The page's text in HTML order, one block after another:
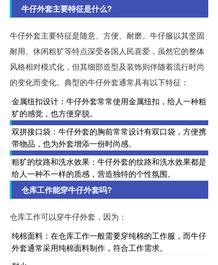
牛仔外套主要特征是什么?
牛仔外套主要特征是随意、方便、耐磨。牛仔服以其坚固
耐用、休闲粗犷等特点深受各国人民喜爱，虽然它的整体
风格相对模式化，但其细部造型及装饰则伴随着流行时尚
的变化而变化。典型的牛仔外套通常具有以下特征：
金属纽扣设计：牛仔外套常常使用金属纽扣，给人一种粗
犷的感觉，也方便穿脱。
双拼接口袋：牛仔外套的胸前常常设计有双口袋，方便携
带物品，也为外套增添一份时尚感。
粗犷的纹路和洗水效果：牛仔外套的纹路和洗水效果都是
给人一种不一样的质感，营造独特的个性氛围。
仓库工作能穿牛仔外套吗?
仓库工作可以穿牛仔外套，因为：
纯棉面料：在仓库工作一般需要穿纯棉的工作服，而牛仔
外套通常采用纯棉面料制作，符合工作需求。